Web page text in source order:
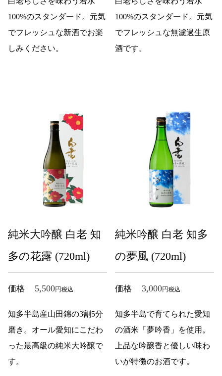
100%のスタンダード。元気
でフレッシュな新酒でお楽
しみください。
100%のスタンダード。元気
でフレッシュな無濾過生原
酒です。
純米大吟醸 白老 知
多の花露 (720ml)
価格 5,500 税込
知多半島産山田錦の3割5分
磨き。オール愛知にこだわ
った最高級の純米大吟醸で
す。
純米吟醸 白老 知多
の夢風 (720ml)
価格 3,000 税込
知多半島で育てられた愛知
の酒米「夢吟香」を使用。
上品な吟醸香と優しい味わ
いが特徴のお酒です。